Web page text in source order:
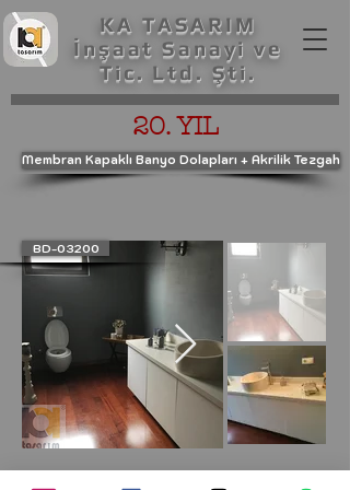
KA TASARIM
İnşaat Sanayi ve
Tic. Ltd. Şti.
20. YIL
Membran Kapaklı Banyo Dolapları + Akrilik Tezgah
BD-03200